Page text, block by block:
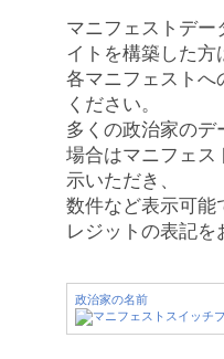
マニフェストデー
イトを構築した方
各マニフェストへ
ください。
多くの政治家のデ
場合はマニフェス
示いただき、
数件など表示可能
レジットの表記を
政治家の名前